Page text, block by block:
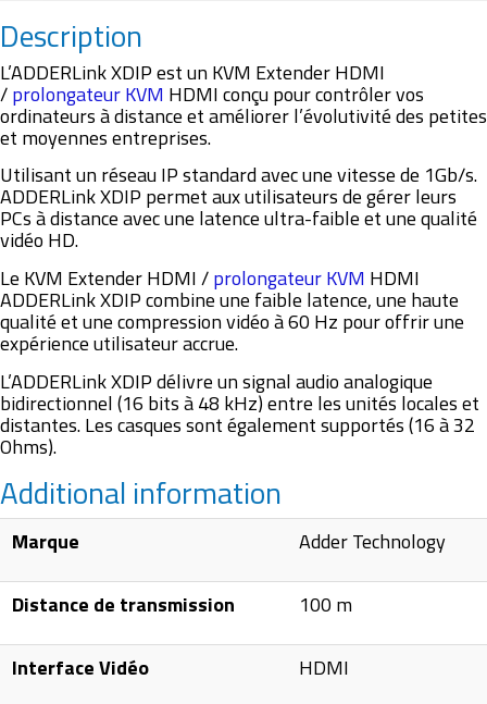
Description
L’ADDERLink XDIP est un KVM Extender HDMI
/prolongateur KVM HDMI conçu pour contrôler vos
ordinateurs à distance et améliorer l’évolutivité des petites
et moyennes entreprises.
Utilisant un réseau IP standard avec une vitesse de 1Gb/s.
ADDERLink XDIP permet aux utilisateurs de gérer leurs
PCs à distance avec une latence ultra-faible et une qualité
vidéo HD.
Le KVM Extender HDMI /prolongateur KVM HDMI
ADDERLink XDIP combine une faible latence, une haute
qualité et une compression vidéo à 60 Hz pour offrir une
expérience utilisateur accrue.
L’ADDERLink XDIP délivre un signal audio analogique
bidirectionnel (16 bits à 48 kHz) entre les unités locales et
distantes. Les casques sont également supportés (16 à 32
Ohms).
Additional information
Marque Adder Technology
Distance de transmission 100 m
Interface Vidéo HDMI